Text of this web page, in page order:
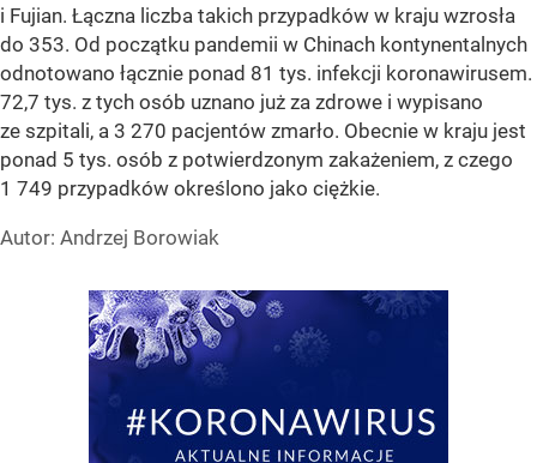
i Fujian. Łączna liczba takich przypadków w kraju wzrosła
do 353. Od początku pandemii w Chinach kontynentalnych
odnotowano łącznie ponad 81 tys. infekcji koronawirusem.
72,7 tys. z tych osób uznano już za zdrowe i wypisano
ze szpitali, a 3 270 pacjentów zmarło. Obecnie w kraju jest
ponad 5 tys. osób z potwierdzonym zakażeniem, z czego
1 749 przypadków określono jako ciężkie.
Autor: Andrzej Borowiak